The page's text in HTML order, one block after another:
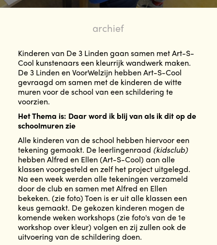
archief
Kinderen van De 3 Linden gaan samen met Art-S-
Cool kunstenaars een kleurrijk wandwerk maken.
De 3 Linden en VoorWelzijn hebben Art-S-Cool
gevraagd om samen met de kinderen de witte
muren voor de school van een schildering te
voorzien.
Het Thema is: Daar word ik blij van als ik dit op de
schoolmuren zie
Alle kinderen van de school hebben hiervoor een
tekening gemaakt. De leerlingenraad (kidsclub)
hebben Alfred en Ellen (Art-S-Cool) aan alle
klassen voorgesteld en zelf het project uitgelegd.
Na een week werden alle tekeningen verzameld
door de club en samen met Alfred en Ellen
bekeken. (zie foto) Toen is er uit alle klassen een
keus gemaakt. De gekozen kinderen mogen de
komende weken workshops (zie foto's van de 1e
workshop over kleur) volgen en zij zullen ook de
uitvoering van de schildering doen.